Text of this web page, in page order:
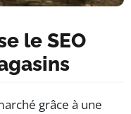
le SEO
grâce à une